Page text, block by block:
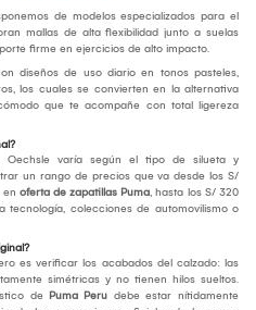
de modelos especializados para el
mallas de alta flexibilidad junto a suelas
firme en ejercicios de alto impacto.
diseños de uso diario en tonos pasteles,
los cuales se convierten en la alternativa
que te acompañe con total ligereza
Oechsle varía según el tipo de silueta y
un rango de precios que va desde los S/
en oferta de zapatillas Puma, hasta los S/ 320
colecciones de automovilismo o
es verificar los acabados del calzado: las
simétricas y no tienen hilos sueltos.
de Puma Peru debe estar nítidamente